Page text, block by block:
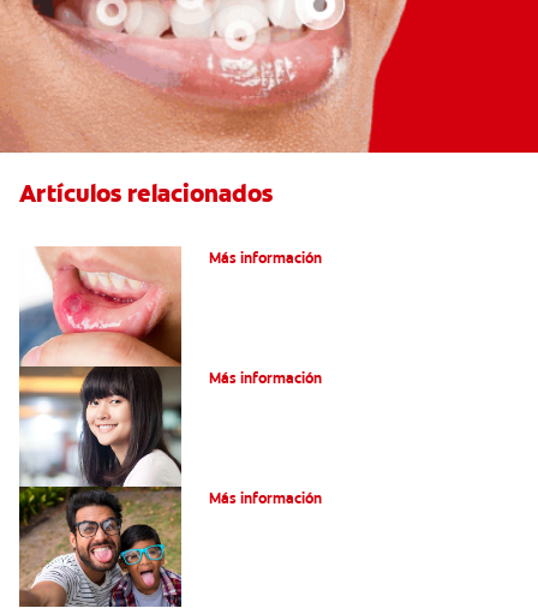
Artículos relacionados
Más información
Más información
Más información